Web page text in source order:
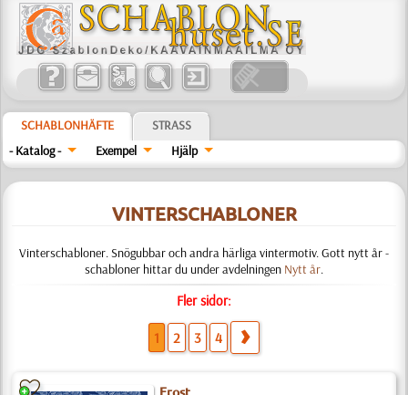
SCHABLONHÄFTE
STRASS
- Katalog -
Exempel Hjälp
VINTERSCHABLONER
Vinterschabloner. Snögubbar och andra härliga vintermotiv. Gott nytt år -
schabloner hittar du under avdelningen Nytt år.
Fler sidor:
1 2 3 4